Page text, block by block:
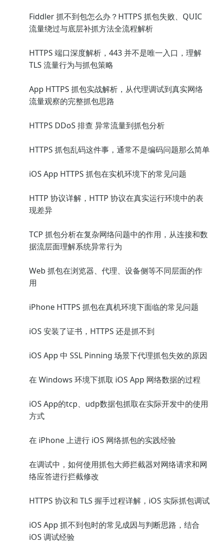
Fiddler 抓不到包怎么办？HTTPS 抓包失败、QUIC
流量绕过与底层补抓方法全流程解析
HTTPS 端口深度解析，443 并不是唯一入口，理解
TLS 流量行为与抓包策略
App HTTPS 抓包实战解析，从代理调试到真实网络
流量观察的完整抓包思路
HTTPS DDoS 排查 异常流量到抓包分析
HTTPS 抓包乱码这件事，通常不是编码问题那么简单
iOS App HTTPS 抓包在实机环境下的常见问题
HTTP 协议详解，HTTP 协议在真实运行环境中的表
现差异
TCP 抓包分析在复杂网络问题中的作用，从连接和数
据流层面理解系统异常行为
Web 抓包在浏览器、代理、设备侧等不同层面的作
用
iPhone HTTPS 抓包在真机环境下面临的常见问题
iOS 安装了证书，HTTPS 还是抓不到
iOS App 中 SSL Pinning 场景下代理抓包失效的原因
在 Windows 环境下抓取 iOS App 网络数据的过程
iOS App的tcp、udp数据包抓取在实际开发中的使用
方式
在 iPhone 上进行 iOS 网络抓包的实践经验
在调试中，如何使用抓包大师拦截器对网络请求和网
络应答进行拦截修改
HTTPS 协议和 TLS 握手过程详解，iOS 实际抓包调试
iOS App 抓不到包时的常见成因与判断思路，结合
iOS 调试经验